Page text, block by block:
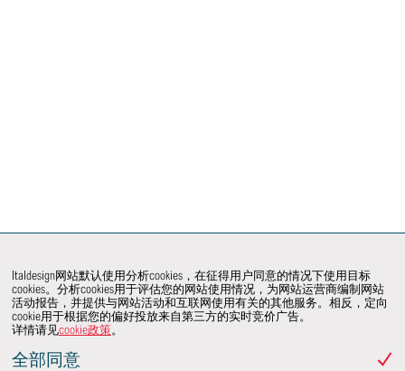
Italdesign网站默认使用分析cookies，在征得用户同意的情况下使用目标
cookies。分析cookies用于评估您的网站使用情况，为网站运营商编制网站
活动报告，并提供与网站活动和互联网使用有关的其他服务。相反，定向
cookie用于根据您的偏好投放来自第三方的实时竞价广告。
详情请见cookie政策。
全部同意